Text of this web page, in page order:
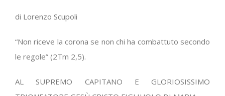
di Lorenzo Scupoli
“Non riceve la corona se non chi ha combattuto secondo
le regole” (2Tm 2,5).
AL SUPREMO CAPITANO E GLORIOSISSIMO